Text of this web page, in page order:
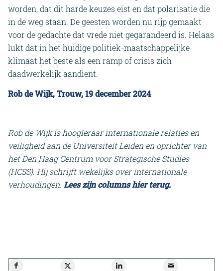
worden, dat dit harde keuzes eist en dat polarisatie die
in de weg staan. De geesten worden nu rijp gemaakt
voor de gedachte dat vrede niet gegarandeerd is. Helaas
lukt dat in het huidige politiek-maatschappelijke
klimaat het beste als een ramp of crisis zich
daadwerkelijk aandient.
Rob de Wijk, Trouw, 19 december 2024
Rob de Wijk is hoogleraar internationale relaties en
veiligheid aan de Universiteit Leiden en oprichter van
het Den Haag Centrum voor Strategische Studies
(HCSS). Hij schrijft wekelijks over internationale
verhoudingen. Lees zijn columns hier terug.